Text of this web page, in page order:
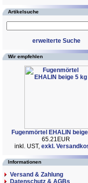
Artikelsuche
erweiterte Suche
Wir empfehlen
Fugenmörtel EHALIN
65.21EUR
inkl. UST, exkl.
Informationen
Versand & Zahlung
Datenschutz & AGBs